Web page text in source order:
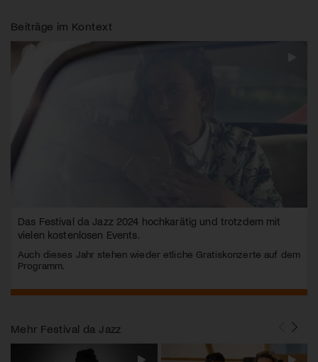
Beiträge im Kontext
Das Festival da Jazz 2024 hochkarätig und trotzdem mit
vielen kostenlosen Events.
Auch dieses Jahr stehen wieder etliche Gratiskonzerte auf dem
Programm.
Mehr Festival da Jazz